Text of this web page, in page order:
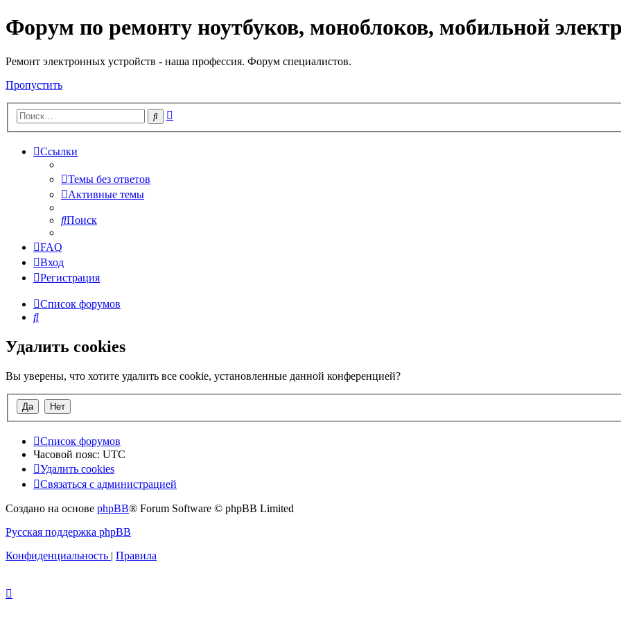
Регистрация
Форум по ремонту ноутбуков, моноблоков, мобильной
Ремонт электронных устройств - наша профессия. Форум специалистов.
Пропустить
Поиск
Ссылки
Темы без ответов
Активные темы
Поиск
FAQ
Вход
Регистрация
Список форумов
Поиск
Удалить cookies
Вы уверены, что хотите удалить все cookie, установленные данной конференцией?
Список форумов
Часовой пояс: UTC
Удалить cookies
Связаться
администрацией
Связаться с администрацией
Создано на основе phpBB® Forum Software © phpBB Limited
Русская поддержка phpBB
Конфиденциальность | Правила